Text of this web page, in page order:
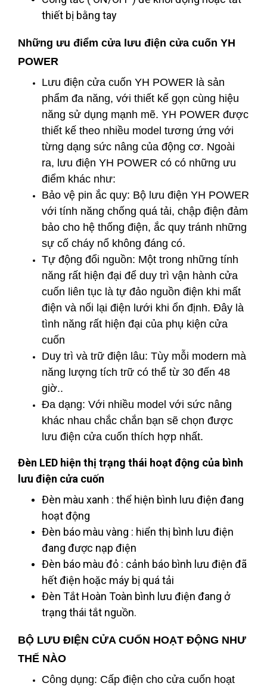
thiết bị bằng tay
Những ưu điểm cửa lưu điện cửa cuốn YH
POWER
Lưu điện cửa cuốn YH POWER là sản
phẩm đa năng, với thiết kế gọn cùng hiệu
năng sử dụng mạnh mẽ. YH POWER được
thiết kế theo nhiều model tương ứng với
từng dạng sức nâng của động cơ. Ngoài
ra, lưu điện YH POWER có có những ưu
điểm khác như:
Bảo vệ pin ắc quy: Bộ lưu điện YH POWER
với tính năng chống quá tải, chập điện đảm
bảo cho hệ thống điện, ắc quy tránh những
sự cố cháy nổ không đáng có.
Tự động đổi nguồn: Một trong những tính
năng rất hiện đại để duy trì vận hành cửa
cuốn liên tục là tự đảo nguồn điện khi mất
điện và nối lại điện lưới khi ổn định. Đây là
tình năng rất hiện đại của phụ kiện cửa
cuốn
Duy trì và trữ điện lâu: Tùy mỗi modern mà
năng lượng tích trữ có thể từ 30 đến 48
giờ..
Đa dạng: Với nhiều model với sức nâng
khác nhau chắc chắn bạn sẽ chọn được
lưu điện cửa cuốn thích hợp nhất.
Đèn LED hiện thị trạng thái hoạt động của bình
lưu điện cửa cuốn
Đèn màu xanh : thể hiện bình lưu điện đang
hoạt động
Đèn báo màu vàng : hiển thị bình lưu điện
đang được nạp điện
Đèn báo màu đỏ : cảnh báo bình lưu điện đã
hết điện hoặc máy bị quá tải
Đèn Tắt Hoàn Toàn bình lưu điện đang ở
trạng thái tắt nguồn.
BỘ LƯU ĐIỆN CỬA CUỐN HOẠT ĐỘNG NHƯ
THẾ NÀO
Công dụng: Cấp điện cho cửa cuốn hoạt